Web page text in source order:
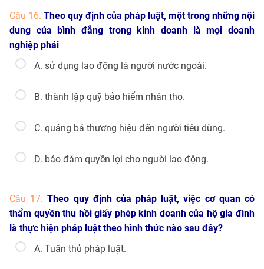
Câu 16. Theo quy định của pháp luật, một trong những nội
dung của bình đẳng trong kinh doanh là mọi doanh
nghiệp phải
A. sử dụng lao động là người nước ngoài.
B. thành lập quỹ bảo hiểm nhân thọ.
C. quảng bá thương hiệu đến người tiêu dùng.
D. bảo đảm quyền lợi cho người lao động.
Câu 17.Theo quy định của pháp luật, việc cơ quan có
thẩm quyền thu hồi giấy phép kinh doanh của hộ gia đình
là thực hiện pháp luật theo hình thức nào sau đây?
A. Tuân thủ pháp luật.